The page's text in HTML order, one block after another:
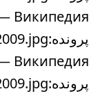
Википедия
پرونده:Toyota Tundra SR5 Double Cab -- 12-26-2009.jpg - ویکی‌پدیا ...
Википедия
پرونده:Toyota Tundra SR5 Double Cab -- 12-26-2009.jpg - ویکی‌پدیا ...